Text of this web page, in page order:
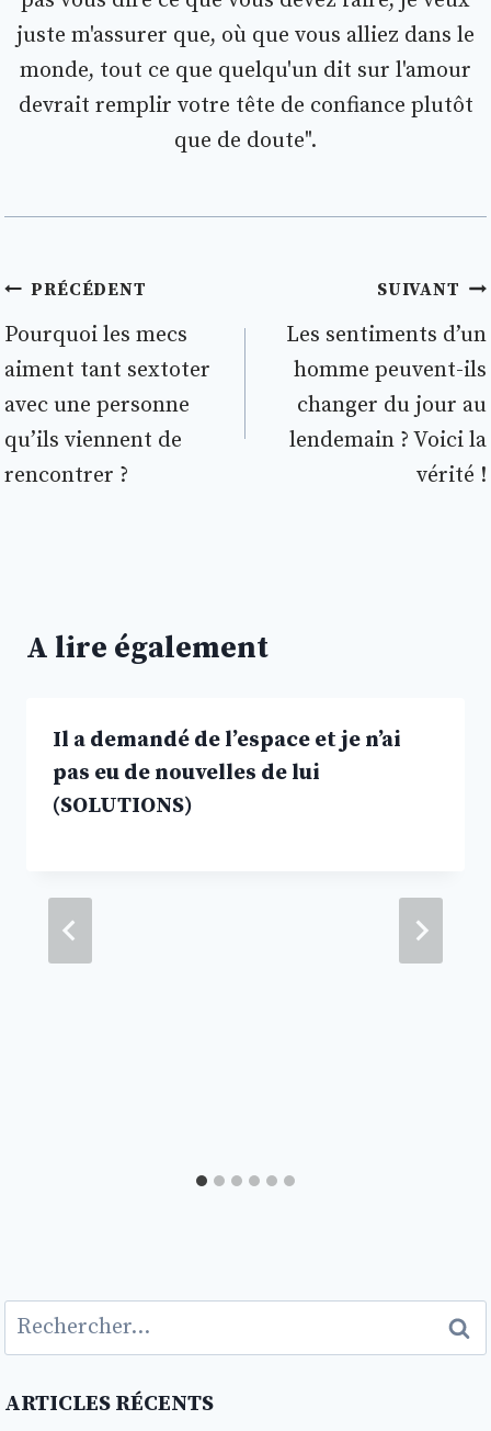
juste m'assurer que, où que vous alliez dans le
monde, tout ce que quelqu'un dit sur l'amour
devrait remplir votre tête de confiance plutôt
que de doute".
Navigation
de
l’article
PRÉCÉDENT
Pourquoi les mecs
aiment tant sextoter
avec une personne
qu’ils viennent de
rencontrer ?
SUIVANT
Les sentiments d’un
homme peuvent-ils
changer du jour au
lendemain ? Voici la
vérité !
A lire également
Il a demandé de l’espace et je n’ai
pas eu de nouvelles de lui
(SOLUTIONS)
Rechercher :
ARTICLES RÉCENTS